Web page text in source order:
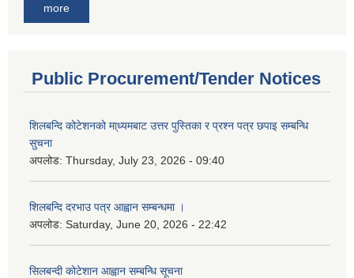
more
Public Procurement/Tender Notices
शिलबन्दि कोटेशनको मा्ध्यमबाट उत्तर पुस्तिका र प्रश्न पत्र छपाइ सम्बन्धि
सुचना
अपलोड: Thursday, July 23, 2026 - 09:40
शिलबन्दि दरभाउ पत्र आह्वान सम्बन्धमा ।
अपलोड: Saturday, June 20, 2026 - 22:42
सिलबन्दी कोटेशान आह्वान सम्बन्धि सूचना